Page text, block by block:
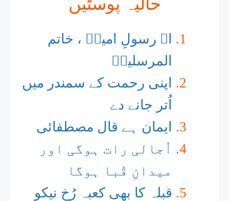
اے رسولِ امیںؐ ، خاتم
المرسلیںؐ
اپنی رحمت کے سمندر میں
اُتر جانے دے
ایمان ہے قال مصطفائی
اُجالی رات ہوگی اور
میدانِ قُبا ہوگا
قبلہ کا بھی کعبہ رُخِ نیکو